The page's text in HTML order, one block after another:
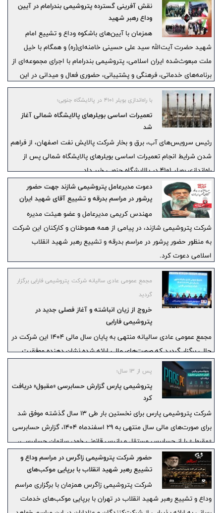
نقش آفرینی گسترده پتروشیمی بندرامام در آیین
وداع رهبر شهید
همزمان با آیین‌های باشکوه وداع و تشییع امام
شهید حضرت آیت‌الله سید علی حسینی خامنه‌ای(ره) و همگام با خیل
ملت مبعوث‌‌شده ایران اسلامی، پتروشیمی بندرامام با اجرای مجموعه‌ای از
برنامه‌های خدماتی، فرهنگی و پشتیبانی، حضوری فعال و میدانی در این
حماسه ملی شد.
با راه‌اندازی بویلر ۴۱۰۱ در پالایشگاه جنوبی؛
تعمیرات اساسی بویلرهای پالایشگاه شمالی آغاز
شد
رئیس سرویس‌های آب، برق و بخار شرکت پالایش نفت اصفهان، از فراهم
شدن شرایط انجام تعمیرات اساسی بویلرهای پالایشگاه شمالی پس از
راه‌اندازی بویلر ۴۱۰۱ در پالایشگاه جنوبی خبر داد.
دعوت مدیرعامل پتروشیمی شازند جهت حضور
پرشور در مراسم بدرقه و تشییع آقای شهید ایران
مهندس کریمی مدیرعامل و عضو هیئت مدیره
شرکت پتروشیمی شازند، در پیامی از همه هموطنان و کارکنان این شرکت
به منظور حضور پرشور در مراسم بدرقه و تشییع رهبر شهید انقلاب
اسلامی دعوت کرد.
مجمع عمومی عادی سالیانه شرکت پتروشیمی فارابی برگزار
گردید
خروج از زیان انباشته و آغاز فصلی جدید در
پتروشیمی فارابی
مجمع عمومی عادی سالیانه منتهی به پایان سال مالی ۱۴۰۴ این شرکت در
حالی برگزار گردید که صورت‌های مالی ارائه شده نشان دهنده موفقیت
قاطع تیم مدیریتی در عبور از بحران و خروج از زیان انباشته بود.
پس از ۱۳ سال؛
پتروشیمی پارس گزارش حسابرسی «مقبول» دریافت
کرد
شرکت پتروشیمی پارس برای نخستین بار طی ۱۳ سال گذشته موفق شد
برای صورت‌های مالی سال منتهی به ۲۹ اسفندماه ۱۴۰۴، گزارش حسابرسی
«مقبول» را از حسابرس مستقل و بازرس قانونی خود، سازمان حسابرسی،
دریافت کند.
حضور شرکت پتروشیمی زاگرس در مراسم وداع و
تشییع رهبر شهید انقلاب با برپایی موکب‌های
خدمات رسانی
شرکت پتروشیمی زاگرس همزمان با برگزاری مراسم
وداع و تشییع رهبر شهید انقلاب در تهران با برپایی موکب‌های خدمات